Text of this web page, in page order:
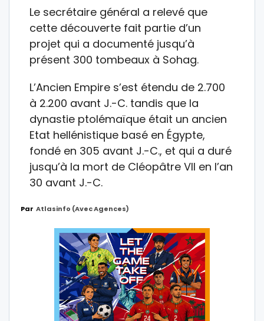
Le secrétaire général a relevé que
cette découverte fait partie d’un
projet qui a documenté jusqu’à
présent 300 tombeaux à Sohag.
L’Ancien Empire s’est étendu de 2.700
à 2.200 avant J.-C. tandis que la
dynastie ptolémaïque était un ancien
Etat hellénistique basé en Égypte,
fondé en 305 avant J.-C., et qui a duré
jusqu’à la mort de Cléopâtre VII en l’an
30 avant J.-C.
Par Atlasinfo (avec Agences)